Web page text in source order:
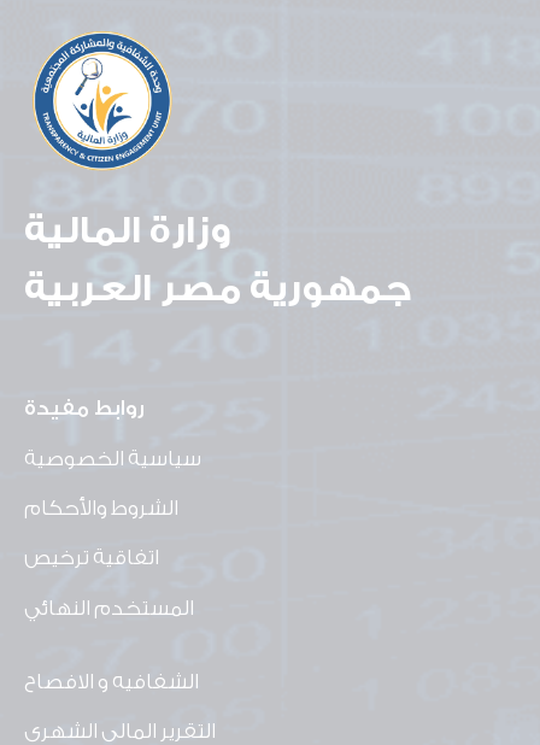
وزارة المالية
جمهورية مصر العربية
روابط مفيدة
سياسية الخصوصية
الشروط والأحكام
اتفاقية ترخيص
المستخدم النهائي
الشفافيه و الافصاح
التقرير المالى الشهرى